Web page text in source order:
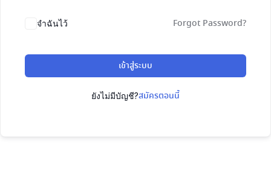
จำฉันไว้ Forgot Password?
เข้าสู่ระบบ
ยังไม่มีบัญชี?สมัครตอนนี้